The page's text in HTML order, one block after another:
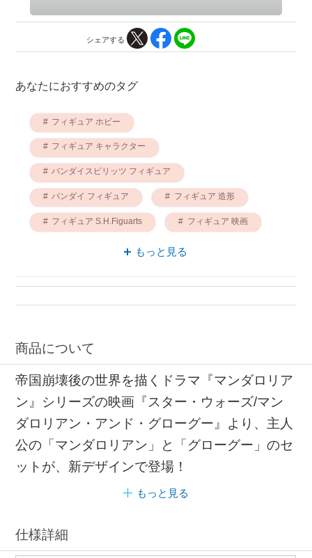
シェアする
あなたにおすすめのタグ
フィギュア ホビー
フィギュア キャラクター
バンダイスピリッツ フィギュア
バンダイ フィギュア フィギュア 造形
フィギュア S.H.Figuarts フィギュア 映画
フィギュア ABS
もっと見る
商品について
帝国崩壊後の世界を描くドラマ『マンダロリア
ン』シリーズの映画『スター・ウォーズ/マン
ダロリアン・アンド・グローグー』より、主人
公の「マンダロリアン」と「グローグー」のセ
ットが、新デザインで登場！
もっと見る
仕様詳細